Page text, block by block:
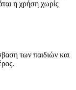
η χρήση χωρίς
των παιδιών και